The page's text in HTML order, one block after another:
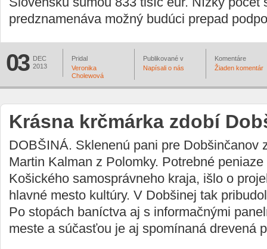
predznamenáva možný budúci prepad
03
DEC
2013
Pridal
Veronika
Cholewová
Publikované v
Napísali o nás
Komentáre
Žiaden komentár
Krásna krčmárka zdobí
DOBŠINÁ. Sklenenú pani pre Dobšinčanov
Martin Kalman z Polomky. Potrebné
Košického samosprávneho kraja, išlo o
hlavné mesto kultúry. V Dobšinej tak
Po stopách baníctva aj s informačnými
meste a súčasťou je aj spomínaná drevená